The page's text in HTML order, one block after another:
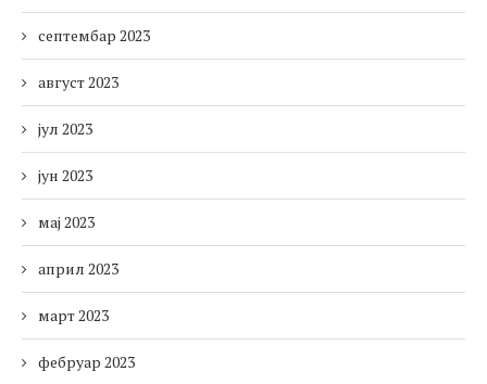
септембар 2023
август 2023
јул 2023
јун 2023
мај 2023
април 2023
март 2023
фебруар 2023